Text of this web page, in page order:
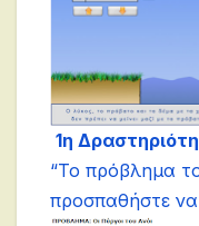
1η
“Το πρόβλημα
προσπαθήστε